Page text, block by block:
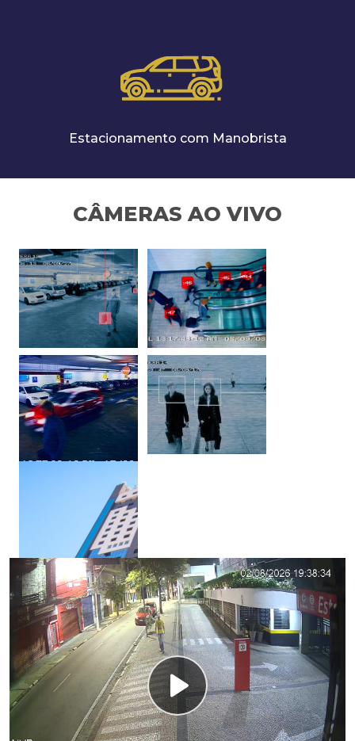
Estacionamento com Manobrista
CÂMERAS AO VIVO